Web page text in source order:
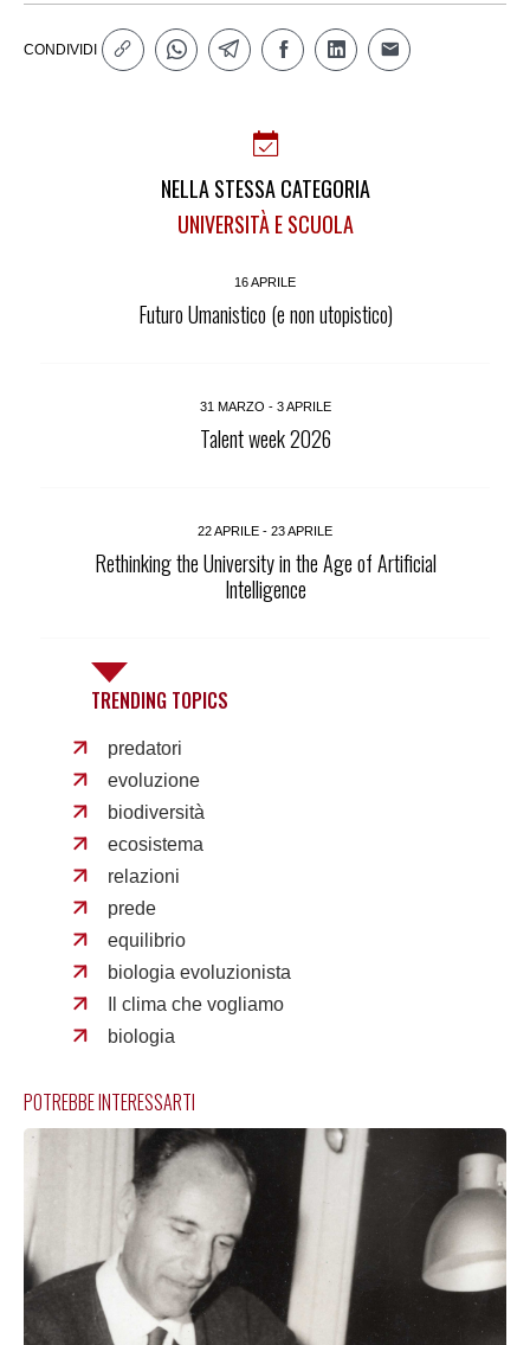
CONDIVIDI
NELLA STESSA CATEGORIA
UNIVERSITÀ E SCUOLA
16 APRILE
Futuro Umanistico (e non utopistico)
31 MARZO - 3 APRILE
Talent week 2026
22 APRILE - 23 APRILE
Rethinking the University in the Age of Artificial
Intelligence
TRENDING TOPICS
predatori
evoluzione
biodiversità
ecosistema
relazioni
prede
equilibrio
biologia evoluzionista
Il clima che vogliamo
biologia
POTREBBE INTERESSARTI